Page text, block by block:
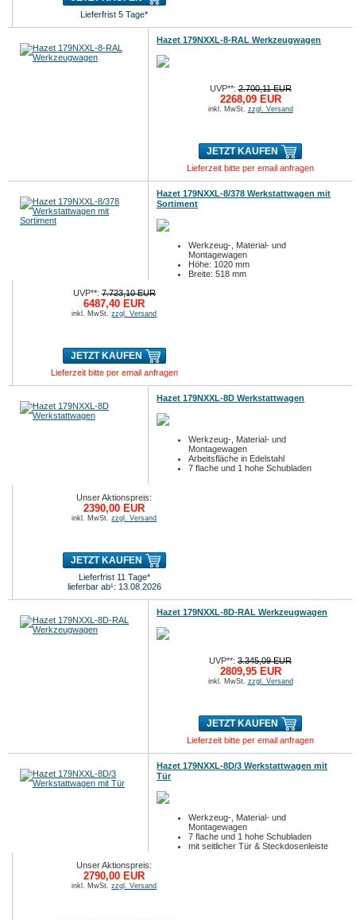
Lieferfrist 5 Tage*
Hazet 179NXXL-8-RAL Werkzeugwagen
UVP**:2.700,11 EUR
2268,09 EUR
inkl. MwSt. zzgl. Versand
JETZT KAUFEN
Lieferzeit bitte per email anfragen
Hazet 179NXXL-8/378 Werkstattwagen mit
Sortiment
Werkzeug-, Material- und
Montagewagen
Höhe: 1020 mm
Breite: 518 mm
UVP**:7.723,10 EUR
6487,40 EUR
inkl. MwSt.zzgl. Versand
JETZT KAUFEN
Lieferzeit bitte per email anfragen
Hazet 179NXXL-8D Werkstattwagen
Werkzeug-, Material- und
Montagewagen
Arbeitsfläche in Edelstahl
7 flache und 1 hohe Schubladen
Unser Aktionspreis:
2390,00 EUR
inkl. MwSt.zzgl. Versand
JETZT KAUFEN
Lieferfrist 11 Tage*
lieferbar ab¹: 13.08.2026
Hazet 179NXXL-8D-RAL Werkzeugwagen
UVP**:3.345,09 EUR
2809,95 EUR
inkl. MwSt. zzgl. Versand
JETZT KAUFEN
Lieferzeit bitte per email anfragen
Hazet 179NXXL-8D/3 Werkstattwagen mit
Tür
Werkzeug-, Material- und
Montagewagen
7 flache und 1 hohe Schubladen
mit seitlicher Tür & Steckdosenleiste
Unser Aktionspreis:
2790,00 EUR
inkl. MwSt.zzgl. Versand